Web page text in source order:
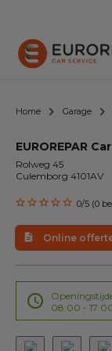
Een afspraak
Online offertes
EUREPAR
Onze occasions
Over ons
Home Garage
EUROREPAR
Rolweg 45
Culemborg 4101AV
0/5 (0
Online
08:00 -